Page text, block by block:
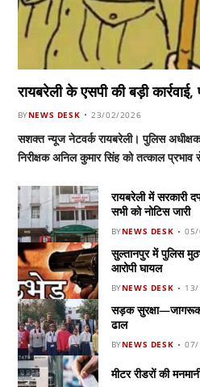
रायबरेली के एसपी की बड़ी कार्रवाई,
BYNEWS DESK 23/02/2026
सशक्त न्यूज नेटवर्क रायबरेली। पुलिस अधीक्षक
निरीक्षक अनिल कुमार सिंह को तत्काल
रायबरेली में सरकारी
सभी को नोटिस जारी
BYNEWS DESK
सुल्तानपुर में पुलिस
आरोपी घायल
BYNEWS DESK
सड़क
ढाल
BYNEWS DESK
मीटर रीडरों की